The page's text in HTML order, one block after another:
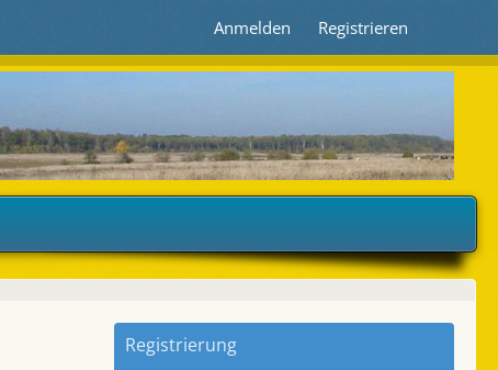
Anmelden Registrieren
Registrierung